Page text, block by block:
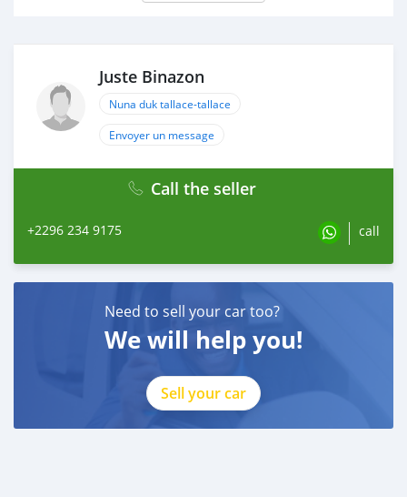
Juste Binazon
Nuna duk tallace-tallace
Envoyer un message
Call the seller
+2296 234 9175 call
Need to sell your car too?
We will help you!
Sell your car